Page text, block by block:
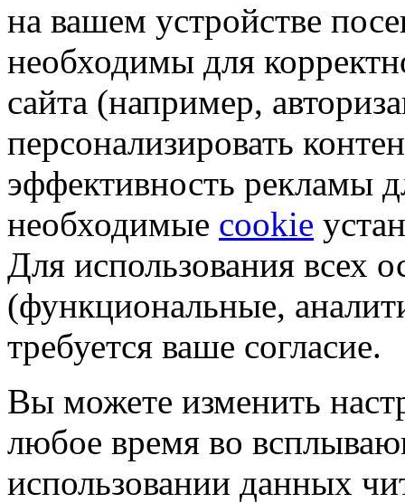
на вашем устройстве
необходимы для
сайта (например,
персонализировать
эффективность рекламы
необходимые cookie
Для использования всех
(функциональные,
требуется ваше согласие.
Вы можете изменить
любое время во
использовании данных